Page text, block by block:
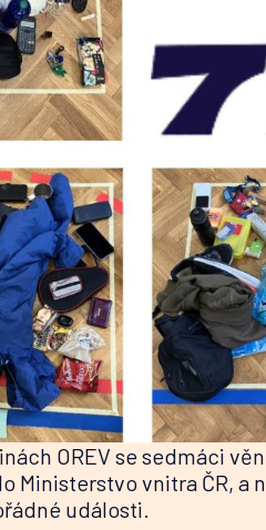
OREV se sedmáci
Ministerstvo vnitra ČR,
události.